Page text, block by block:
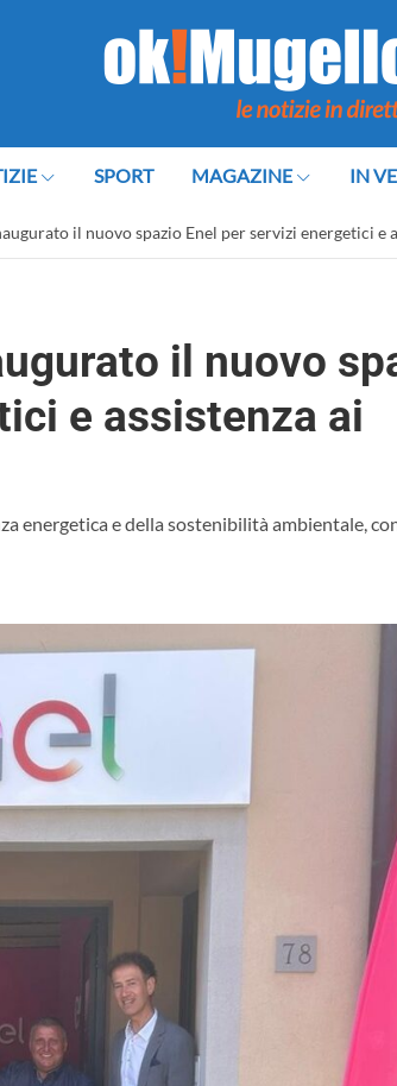
SPORT MAGAZINE IN
il nuovo spazio Enel per servizi energetici e
il nuovo
e assistenza ai
energetica e della sostenibilità ambientale,